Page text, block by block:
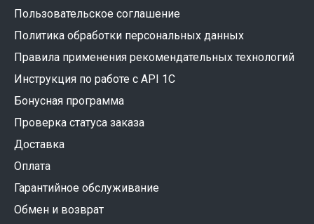
Пользовательское соглашение
Политика обработки персональных данных
Правила применения рекомендательных технологий
Инструкция по работе с API 1C
Бонусная программа
Проверка статуса заказа
Доставка
Оплата
Гарантийное обслуживание
Обмен и возврат